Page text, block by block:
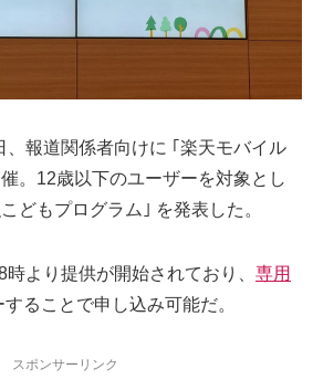
報道関係者向けに ｢楽天モバイル
。12歳以下のユーザーを対象とし
どもプログラム｣ を発表した。
より提供が開始されており、 専用
ることで申し込み可能だ。
スポンサーリンク